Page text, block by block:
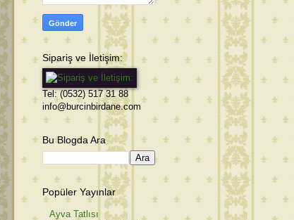
Sipariş ve İletişim:
Tel: (0532) 517 31 88
info@burcinbirdane.com
Bu Blogda Ara
Popüler Yayınlar
Ayva Tatlısı